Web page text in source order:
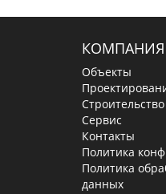
КОМПАНИЯ
Объекты
Сервис
Контакты
Политика
Политика
данных